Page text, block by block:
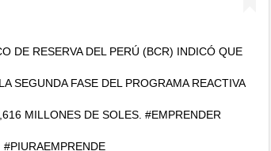
DE RESERVA DEL PERÚ (BCR) INDICÓ QUE
SEGUNDA FASE DEL PROGRAMA REACTIVA
MILLONES DE SOLES. #EMPRENDER
#PIURAEMPRENDE